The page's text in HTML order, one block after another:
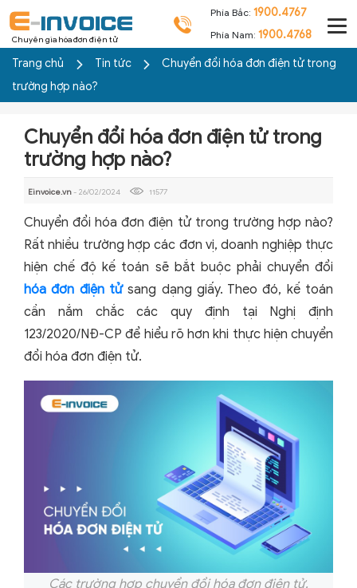
Chuyên gia hóa đơn điện tử
Phía Bắc: 1900.4767
Phía Nam: 1900.4768
Trang chủ Tin tức
Chuyển đổi hóa đơn điện tử trong
trường hợp nào?
Chuyển đổi hóa đơn điện tử trong
trường hợp nào?
Einvoice.vn- 26/02/2024 11577
Chuyển đổi hóa đơn điện tử trong trường hợp nào?
Rất nhiều trường hợp các đơn vị, doanh nghiệp thực
hiện chế độ kế toán sẽ bắt buộc phải chuyển đổi
hóa đơn điện tửsang dạng giấy. Theo đó, kế toán
cần nắm chắc các quy định tại Nghị định
123/2020/NĐ-CP để hiểu rõ hơn khi thực hiện chuyển
đổi hóa đơn điện tử.
Các trường hợp chuyển đổi hóa đơn điện tử.